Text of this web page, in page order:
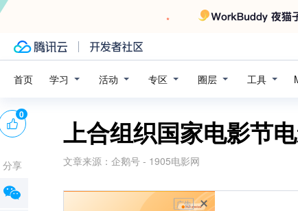
首页 学习 活动 专区 圈层 工具
上合组织国家电影节
文章来源： 企鹅号 - 1905电影网
广告
0
分享